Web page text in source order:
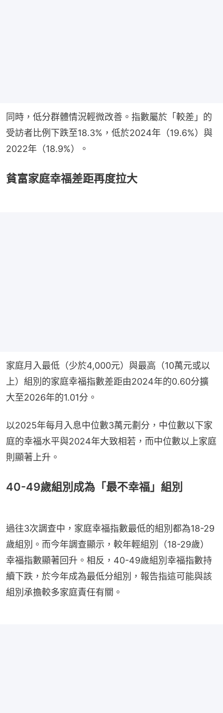
同時，低分群體情況輕微改善。指數屬於「較差」的
受訪者比例下跌至18.3%，低於2024年（19.6%）與
2022年（18.9%）。
貧富家庭幸福差距再度拉大
家庭月入最低（少於4,000元）與最高（10萬元或以
上）組別的家庭幸福指數差距由2024年的0.60分擴
大至2026年的1.01分。
以2025年每月入息中位數3萬元劃分，中位數以下家
庭的幸福水平與2024年大致相若，而中位數以上家庭
則顯著上升。
40-49歲組別成為「最不幸福」組別
過往3次調查中，家庭幸福指數最低的組別都為18-29
歲組別。而今年調查顯示，較年輕組別（18-29歲）
幸福指數顯著回升。相反，40-49歲組別幸福指數持
續下跌，於今年成為最低分組別，報告指這可能與該
組別承擔較多家庭責任有關。